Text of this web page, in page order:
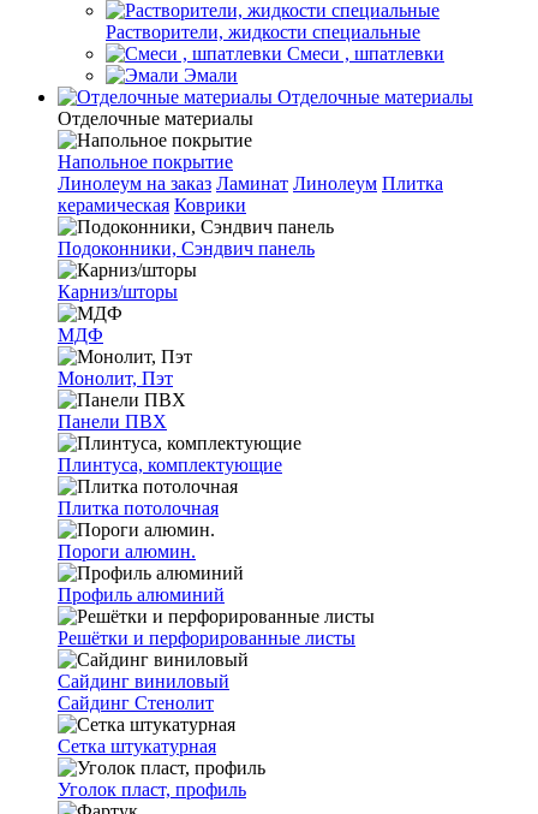
Растворители, жидкости специальные
Смеси , шпатлевки
Эмали
Отделочные материалы
Отделочные материалы
Напольное покрытие
Линолеум на заказ Ламинат Линолеум Плитка
керамическая Коврики
Подоконники, Сэндвич панель
Карниз/шторы
МДФ
Монолит, Пэт
Панели ПВХ
Плинтуса, комплектующие
Плитка потолочная
Пороги алюмин.
Профиль алюминий
Решётки и перфорированные листы
Сайдинг виниловый
Сайдинг Стенолит
Сетка штукатурная
Уголок пласт, профиль